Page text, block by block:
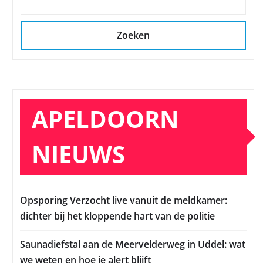
Zoeken
APELDOORN
NIEUWS
Opsporing Verzocht live vanuit de meldkamer:
dichter bij het kloppende hart van de politie
Saunadiefstal aan de Meervelderweg in Uddel: wat
we weten en hoe je alert blijft